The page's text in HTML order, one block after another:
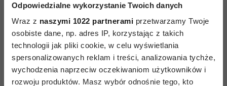
Odpowiedzialne wykorzystanie Twoich danych
Wraz z naszymi 1022 partnerami przetwarzamy Twoje
osobiste dane, np. adres IP, korzystając z takich
technologii jak pliki cookie, w celu wyświetlania
spersonalizowanych reklam i treści, analizowania tychże,
wychodzenia naprzeciw oczekiwaniom użytkowników i
rozwoju produktów. Masz wybór odnośnie tego, kto
jedynie spokój.
Coraz częściej przychodzą do mnie pacjenci,
którzy za pomocą roślinnych psychodelików
leczą swoje cierpienie. Najmodniejsza z nich to
ayahuaska, zawierająca psychoaktywną